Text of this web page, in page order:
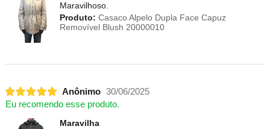
Maravilhoso.
Produto: Casaco Alpelo Dupla Face Capuz
Removível Blush 20000010
Anônimo 30/06/2025
Eu recomendo esse produto.
Maravilha